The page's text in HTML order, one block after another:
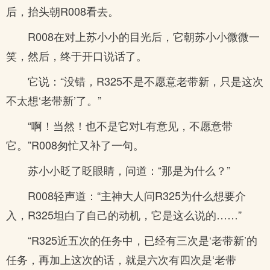
后，抬头朝R008看去。
R008在对上苏小小的目光后，它朝苏小小微微一
笑，然后，终于开口说话了。
它说：“没错，R325不是不愿意老带新，只是这次
不太想‘老带新’了。”
“啊！当然！也不是它对L有意见，不愿意带
它。”R008匆忙又补了一句。
苏小小眨了眨眼睛，问道：“那是为什么？”
R008轻声道：“主神大人问R325为什么想要介
入，R325坦白了自己的动机，它是这么说的……”
“R325近五次的任务中，已经有三次是‘老带新’的
任务，再加上这次的话，就是六次有四次是‘老带